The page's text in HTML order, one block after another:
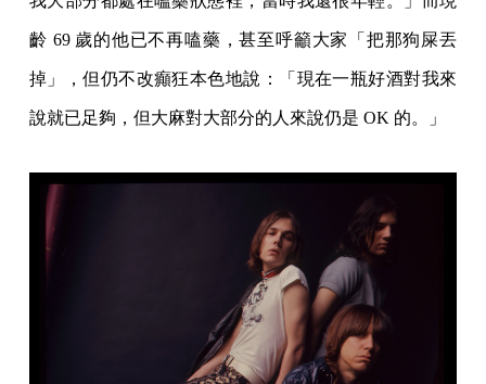
齡 69 歲的他已不再嗑藥，甚至呼籲大家「把那狗屎丟
掉」，但仍不改癲狂本色地說：「現在一瓶好酒對我來
說就已足夠，但大麻對大部分的人來說仍是 OK 的。」